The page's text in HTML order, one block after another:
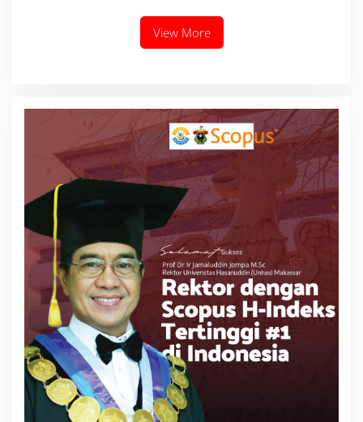
View More